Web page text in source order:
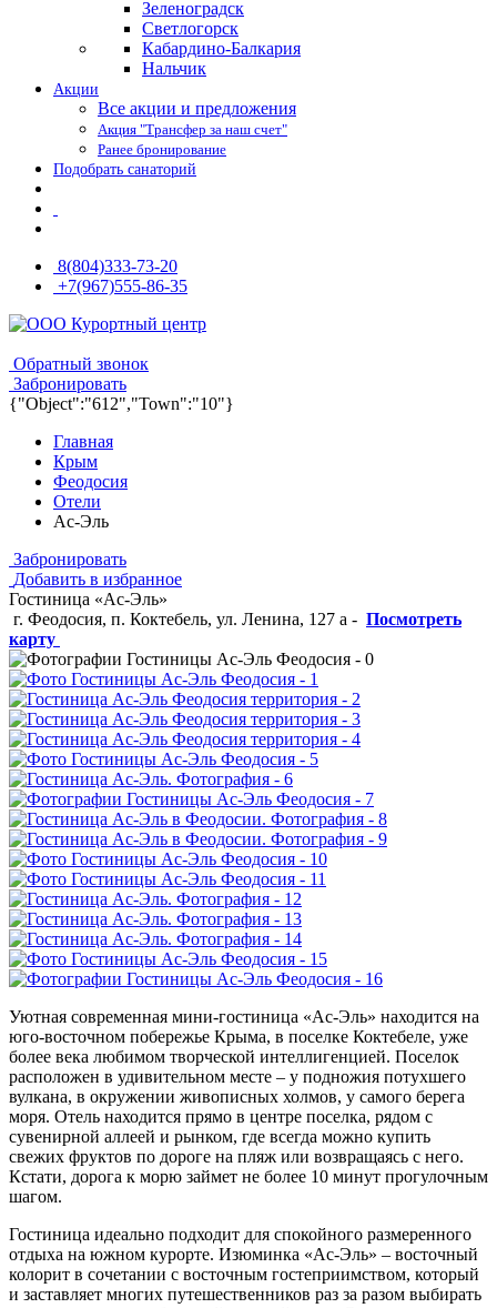
Зеленоградск
Светлогорск
Кабардино-Балкария
Нальчик
Акции
Все акции и предложения
Акция "Трансфер за наш счет"
Ранее бронирование
Подобрать санаторий
8(804)333-73-20
+7(967)555-86-35
Обратный звонок
Забронировать
{"Object":"612","Town":"10"}
Главная
Крым
Феодосия
Отели
Ас-Эль
Забронировать
Добавить в избранное
Гостиница «Ас-Эль»
г. Феодосия, п. Коктебель, ул. Ленина, 127 а - Посмотреть
карту
Уютная современная мини-гостиница «Ас-Эль» находится на
юго-восточном побережье Крыма, в поселке Коктебеле, уже
более века любимом творческой интеллигенцией. Поселок
расположен в удивительном месте – у подножия потухшего
вулкана, в окружении живописных холмов, у самого берега
моря. Отель находится прямо в центре поселка, рядом с
сувенирной аллеей и рынком, где всегда можно купить
свежих фруктов по дороге на пляж или возвращаясь с него.
Кстати, дорога к морю займет не более 10 минут прогулочным
шагом.
Гостиница идеально подходит для спокойного размеренного
отдыха на южном курорте. Изюминка «Ас-Эль» – восточный
колорит в сочетании с восточным гостеприимством, который
и заставляет многих путешественников раз за разом выбирать